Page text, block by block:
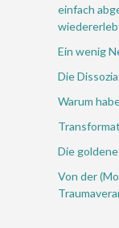
einfach
Ein wenig
Die
Warum
Die
Von der